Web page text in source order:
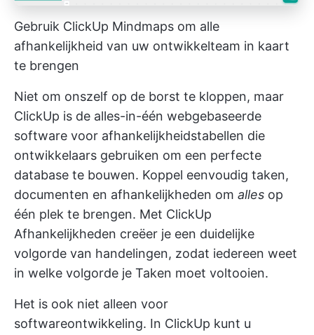
Gebruik ClickUp Mindmaps om alle
afhankelijkheid van uw ontwikkelteam in kaart
te brengen
Niet om onszelf op de borst te kloppen, maar
ClickUp is de alles-in-één webgebaseerde
software voor afhankelijkheidstabellen die
ontwikkelaars gebruiken om een perfecte
database te bouwen. Koppel eenvoudig taken,
documenten en afhankelijkheden om alles op
één plek te brengen. Met ClickUp
Afhankelijkheden creëer je een duidelijke
volgorde van handelingen, zodat iedereen weet
in welke volgorde je Taken moet voltooien.
Het is ook niet alleen voor
softwareontwikkeling. In ClickUp kunt u